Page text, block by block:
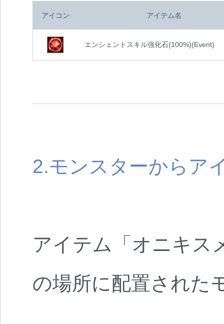
アイコン アイテム名
エンシェントスキル強化石(100%)(Event)
2.モンスターからア
アイテム「オニキス
の場所に配置された